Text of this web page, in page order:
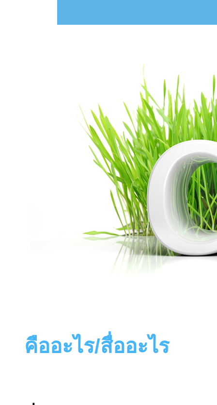
คืออะไร/สื่ออะไร